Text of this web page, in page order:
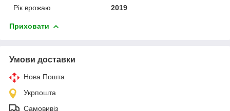
Рік врожаю
2019
Приховати
Умови доставки
Нова Пошта
Укрпошта
Самовивіз